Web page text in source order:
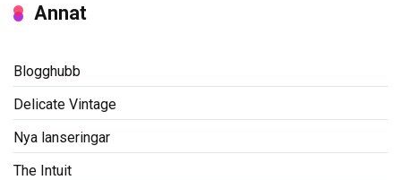
Annat
Blogghubb
Delicate Vintage
Nya lanseringar
The Intuit